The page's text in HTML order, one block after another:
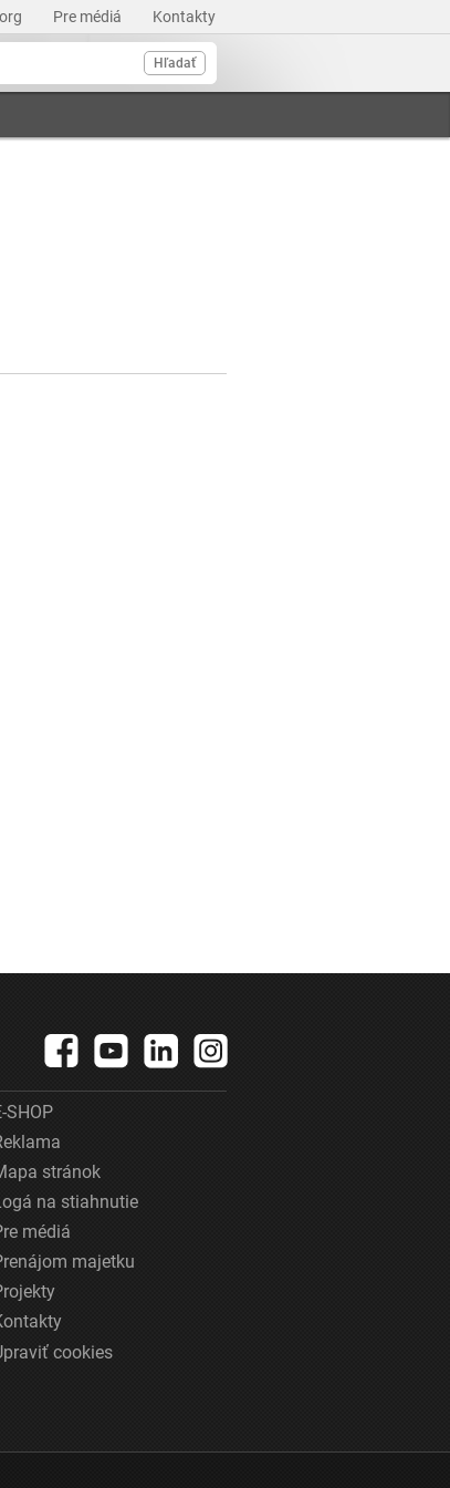
Pre médiá Kontakty
Hľadať
SHOP
stránok
na stiahnutie
médiá
majetku
cookies